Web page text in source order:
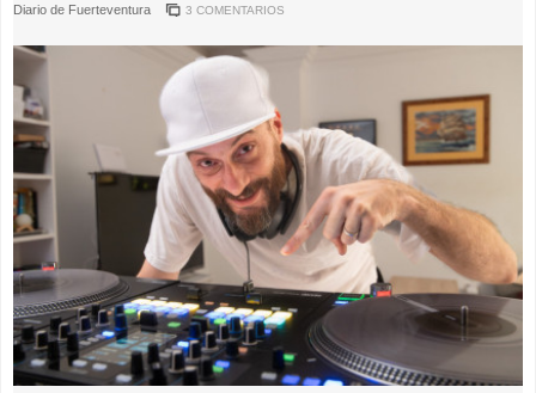
Diario de Fuerteventura 3 COMENTARIOS